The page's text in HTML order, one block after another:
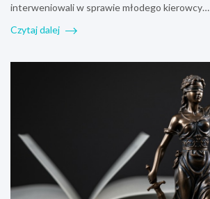
interweniowali w sprawie młodego kierowcy…
Czytaj dalej